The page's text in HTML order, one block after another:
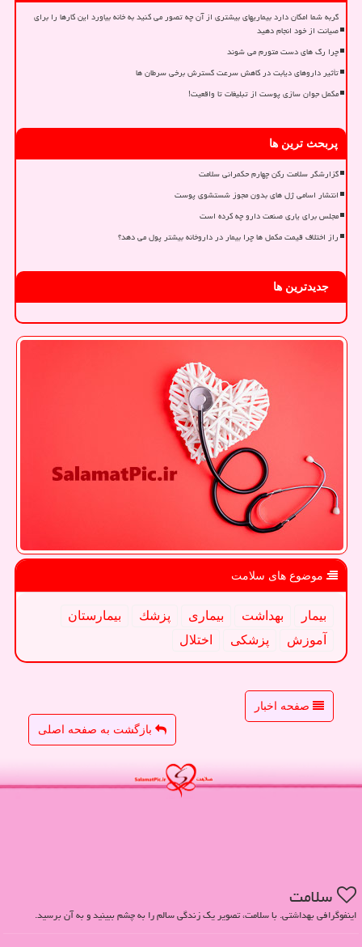
گربه شما امکان دارد بیماریهای بیشتری از آن چه تصور می کنید به خانه بیاورد این کارها را برای
صیانت از خود انجام دهید
چرا رگ های دست متورم می شوند
تأثیر داروهای دیابت در کاهش سرعت گسترش برخی سرطان ها
مکمل جوان سازی پوست از تبلیغات تا واقعیت!
پربحث ترین ها
گزارشگر سلامت رکن چهارم حکمرانی سلامت
انتشار اسامی ژل های بدون مجوز شستشوی پوست
مجلس برای یاری صنعت دارو چه کرده است
راز اختلاف قیمت مکمل ها چرا بیمار در داروخانه بیشتر پول می دهد؟
جدیدترین ها
موضوع های سلامت
بیمار بهداشت بیماری پزشك
بیمارستان
آموزش
پزشكی اختلال
صفحه اخبار
بازگشت به صفحه اصلی
سلامت
اینفوگرافی بهداشتی. با سلامت، تصویر یک زندگی سالم را به چشم ببینید و به آن برسید.